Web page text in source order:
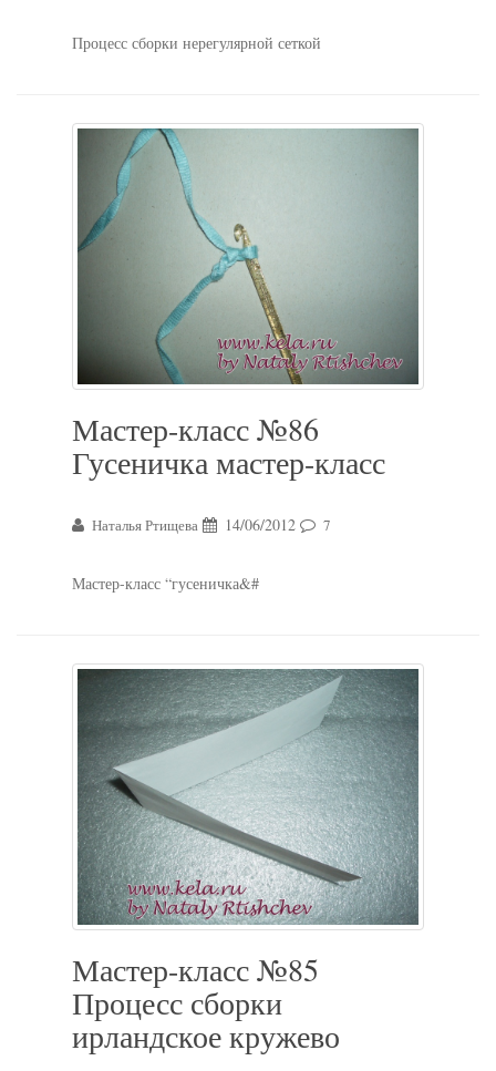
Процесс сборки нерегулярной сеткой
Мастер-класс №86
Гусеничка мастер-класс
Наталья Ртищева 14/06/2012 7
Мастер-класс “гусеничка&#
Мастер-класс №85
Процесс сборки
ирландское кружево